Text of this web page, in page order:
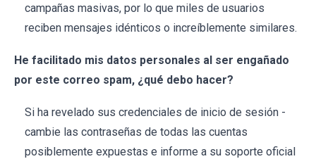
campañas masivas, por lo que miles de usuarios
reciben mensajes idénticos o increíblemente similares.
He facilitado mis datos personales al ser engañado
por este correo spam, ¿qué debo hacer?
Si ha revelado sus credenciales de inicio de sesión -
cambie las contraseñas de todas las cuentas
posiblemente expuestas e informe a su soporte oficial